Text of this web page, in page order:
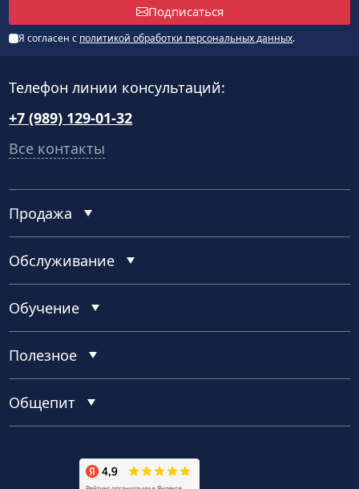
Подписаться
Я согласен с политикой обработки персональных данных.
Телефон линии консультаций:
+7 (989) 129-01-32
Все контакты
Продажа
Обслуживание
Обучение
Полезное
Общепит